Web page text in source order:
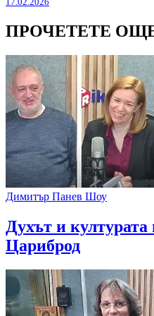
ПРОЧЕТЕТЕ
Димитър Панев Шоу
Духът и културата
Цариброд